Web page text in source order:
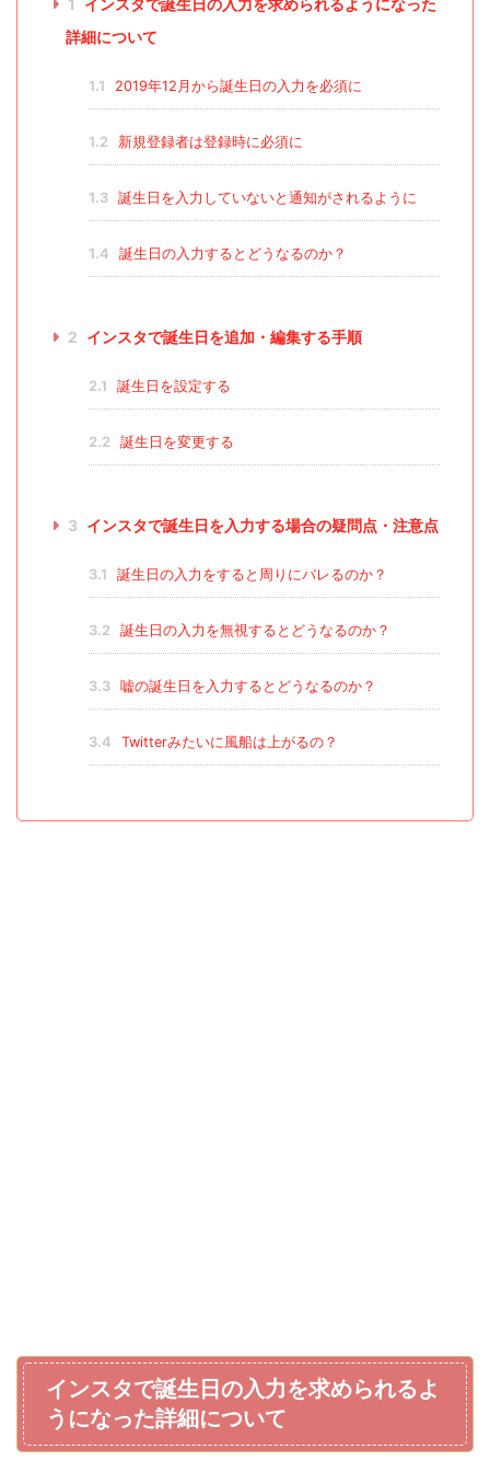
詳細について
1.1 2019年12月から誕生日の入力を必須に
1.2 新規登録者は登録時に必須に
1.3 誕生日を入力していないと通知がされるように
1.4 誕生日の入力するとどうなるのか？
2 インスタで誕生日を追加・編集する手順
2.1 誕生日を設定する
2.2 誕生日を変更する
3 インスタで誕生日を入力する場合の疑問点・注意点
3.1 誕生日の入力をすると周りにバレるのか？
3.2 誕生日の入力を無視するとどうなるのか？
3.3 嘘の誕生日を入力するとどうなるのか？
3.4 Twitterみたいに風船は上がるの？
インスタで誕生日の入力を求められるよ
うになった詳細について